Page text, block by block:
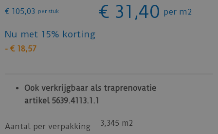
€ 105,03 per stuk € 31 ,40 per m2
Nu met 15% korting
- € 18,57
Ook verkrijgbaar als traprenovatie
artikel 5639.4113.1.1
Aantal per verpakking 3,345 m2